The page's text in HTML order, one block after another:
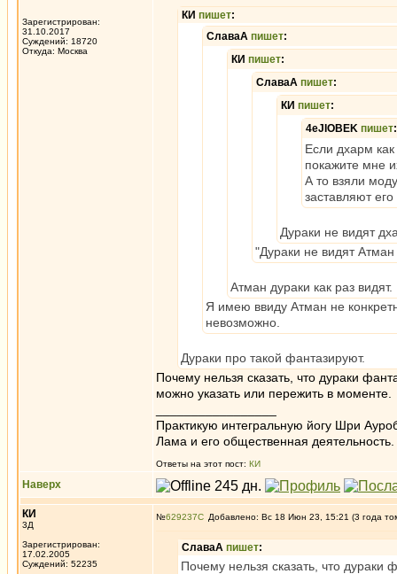
Зарегистрирован:
31.10.2017
Суждений: 18720
Откуда: Москва
КИ пишет:
СлаваА пишет:
КИ пишет:
СлаваА пишет:
КИ пишет:
4eJIOBEK пишет:
Если дхарм
покажите мне
А то взяли
заставляют
Дураки не видят
"Дураки не видят
Атман дураки как раз видят.
Я имею ввиду Атман не
невозможно.
Дураки про такой фантазируют.
Почему нельзя сказать, что дураки
можно указать или пережить в моменте.
Практикую интегральную йогу Шри
Лама и его общественная деятельность.
Ответы на этот пост: КИ
Наверх
КИ
3Д
Зарегистрирован:
17.02.2005
Суждений: 52235
№629237 Добавлено: Вс 18 Июн 23, 15:21 (3 года
СлаваА пишет:
Почему нельзя сказать, что